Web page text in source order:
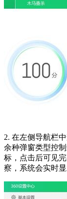
2. 在左侧导航栏
余种弹窗类型控
标，点击后可见
察，系统会实时